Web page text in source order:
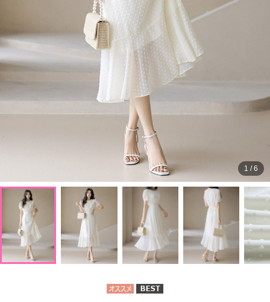
1 /6